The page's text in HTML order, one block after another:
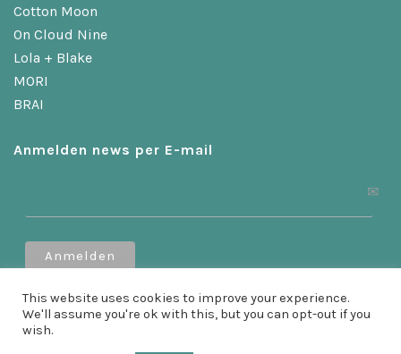
Cotton Moon
On Cloud Nine
Lola + Blake
MORI
BRAI
Anmelden news per E-mail
Erhalten Sie 10 % Rabatt, wenn Sie sich anmelden!
This website uses cookies to improve your experience.
We'll assume you're ok with this, but you can opt-out if you
wish.